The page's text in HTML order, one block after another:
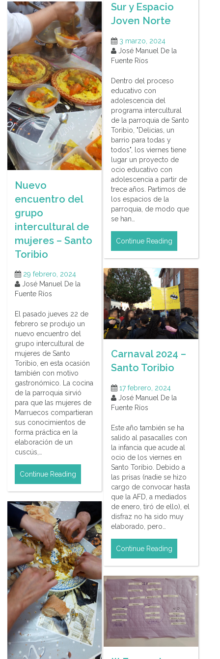
Sur y Espacio
Joven Norte
3 marzo, 2024
José Manuel De la
Fuente Ríos
Dentro del proceso
educativo con
adolescencia del
programa intercultural
de la parroquia de Santo
Toribio, "Delicias, un
barrio para todas y
todos", los viernes tiene
lugar un proyecto de
ocio educativo con
adolescencia a partir de
trece años. Partimos de
los espacios de la
parroquia, de modo que
se han…
Continue Reading
Nuevo
encuentro del
grupo
intercultural de
mujeres – Santo
Toribio
29 febrero, 2024
José Manuel De la
Fuente Ríos
El pasado jueves 22 de
febrero se produjo un
nuevo encuentro del
grupo intercultural de
mujeres de Santo
Toribio, en esta ocasión
también con motivo
gastronómico. La cocina
de la parroquia sirvió
para que las mujeres de
Marruecos compartieran
sus conocimientos de
forma práctica en la
elaboración de un
cuscús,…
Continue Reading
Carnaval 2024 –
Santo Toribio
17 febrero, 2024
José Manuel De la
Fuente Ríos
Este año también se ha
salido al pasacalles con
la infancia que acude al
ocio de los viernes en
Santo Toribio. Debido a
las prisas (nadie se hizo
cargo de convocar hasta
que la AFD, a mediados
de enero, tiró de ello), el
disfraz no ha sido muy
elaborado, pero…
Continue Reading